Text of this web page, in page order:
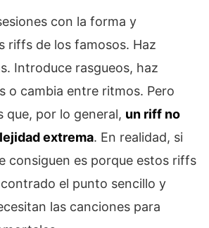
con la forma y
riffs de los famosos. Haz
Introduce rasgueos, haz
o cambia entre ritmos. Pero
que, por lo general, un riff no
extrema. En realidad, si
consiguen es porque estos riffs
el punto sencillo y
las canciones para